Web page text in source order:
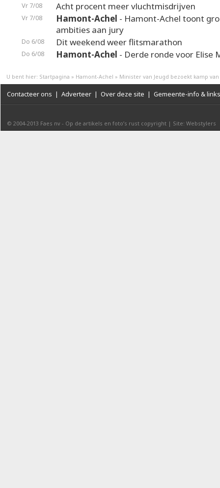
Vr 7/08 Acht procent meer vluchtmisdrijven
Vr 7/08 Hamont-Achel - Hamont-Achel toont
ambities aan jury
Do 6/08 Dit weekend weer flitsmarathon
Do 6/08 Hamont-Achel - Derde ronde voor Elise
U bent hier: Startpagina » Hamont-Achel » Minister van Jeugd bezoekt kamp
Contacteer ons | Adverteer | Over deze site | Gemeente-info & links
© 2004-2013 Faes nv - Op de artikels en foto’s rust copyright | Site: Webstylers